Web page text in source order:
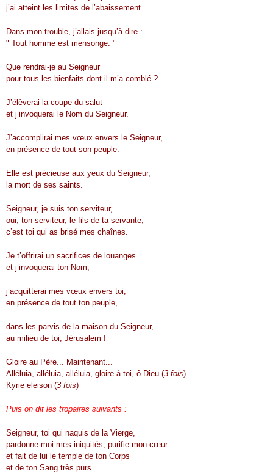
j’ai atteint les limites de l’abaissement.
Dans mon trouble, j’allais jusqu’à dire :
" Tout homme est mensonge. "
Que rendrai-je au Seigneur
pour tous les bienfaits dont il m’a comblé ?
J’élèverai la coupe du salut
et j’invoquerai le Nom du Seigneur.
J’accomplirai mes vœux envers le Seigneur,
en présence de tout son peuple.
Elle est précieuse aux yeux du Seigneur,
la mort de ses saints.
Seigneur, je suis ton serviteur,
oui, ton serviteur, le fils de ta servante,
c’est toi qui as brisé mes chaînes.
Je t’offrirai un sacrifices de louanges
et j’invoquerai ton Nom,
j’acquitterai mes vœux envers toi,
en présence de tout ton peuple,
dans les parvis de la maison du Seigneur,
au milieu de toi, Jérusalem !
Gloire au Père... Maintenant...
Alléluia, alléluia, alléluia, gloire à toi, ô Dieu (3 fois)
Kyrie eleison (3 fois)
Puis on dit les tropaires suivants :
Seigneur, toi qui naquis de la Vierge,
pardonne-moi mes iniquités, purifie mon cœur
et fait de lui le temple de ton Corps
et de ton Sang très purs.